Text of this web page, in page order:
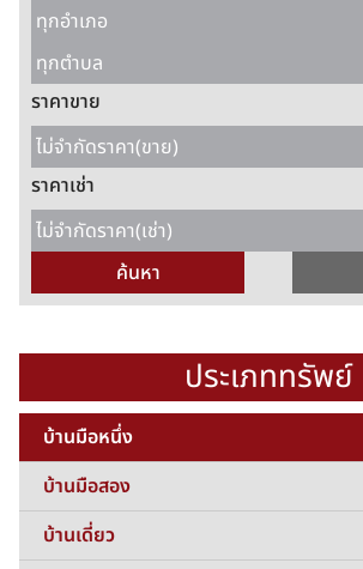
ราคาขาย
ราคาเช่า
ประเภททรัพย์
บ้านมือหนึ่ง
บ้านมือสอง
บ้านเดี่ยว